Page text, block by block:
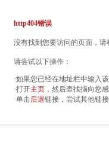
http404错误
没有找到您要访问的页面，
请尝试以下操作：
·如果您已经在地址栏中输入
·打开主页 ，然后查找指向您
·单击后退链接，尝试其他链